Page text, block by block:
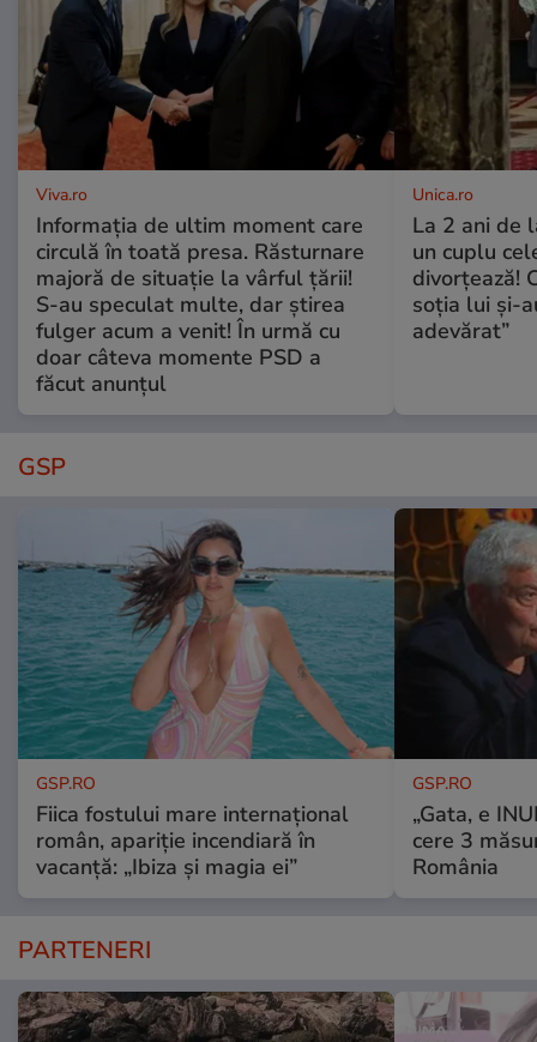
Viva.ro
Informația de ultim moment care
circulă în toată presa. Răsturnare
majoră de situație la vârful țării!
S-au speculat multe, dar știrea
fulger acum a venit! În urmă cu
doar câteva momente PSD a
făcut anunțul
Unica.ro
La 2 ani de
un cuplu
divorțează!
soția lui și-
adevărat”
GSP
GSP.RO
Fiica fostului mare internațional
român, apariție incendiară în
vacanță: „Ibiza și magia ei”
GSP.RO
„Gata, e
cere 3
România
PARTENERI